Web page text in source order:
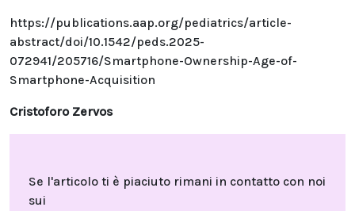
https://publications.aap.org/pediatrics/article-
abstract/doi/10.1542/peds.2025-
072941/205716/Smartphone-Ownership-Age-of-
Smartphone-Acquisition
Cristoforo Zervos
Se l'articolo ti è piaciuto rimani in contatto con noi
sui